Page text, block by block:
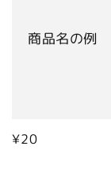
商品名の例
通
¥20